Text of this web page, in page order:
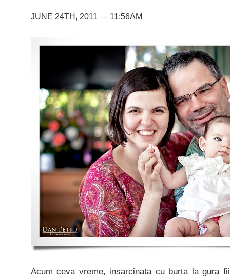
JUNE 24TH, 2011 — 11:56AM
Acum ceva vreme, insarcinata cu burta la gura